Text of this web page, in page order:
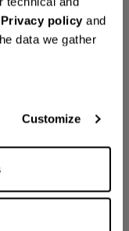
Privacy policy and
data we gather
Customize